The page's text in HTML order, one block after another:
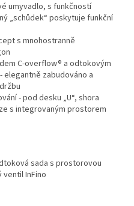
umyvadlo, s funkčností
„schůdek“ poskytuje funkční
s mnohostranně
C-overflow® a odtokovým
elegantně zabudováno a
- pod desku „U“, shora
s integrovaným prostorem
sada s prostorovou
InFino